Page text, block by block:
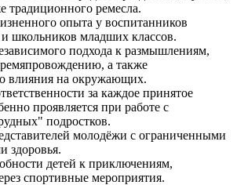
традиционного ремесла.
опыта у воспитанников
и школьников младших классов.
подхода к размышлениям,
а также
влияния на окружающих.
за каждое принятое
проявляется при работе с
подростков.
молодёжи с ограниченными
здоровья.
детей к приключениям,
спортивные мероприятия.